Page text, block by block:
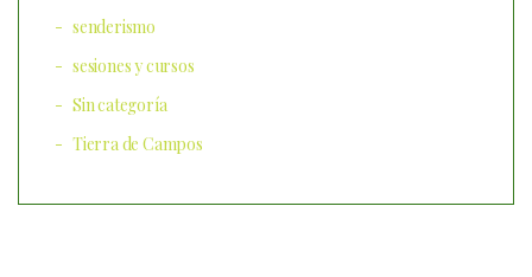
senderismo
sesiones y cursos
Sin categoría
Tierra de Campos